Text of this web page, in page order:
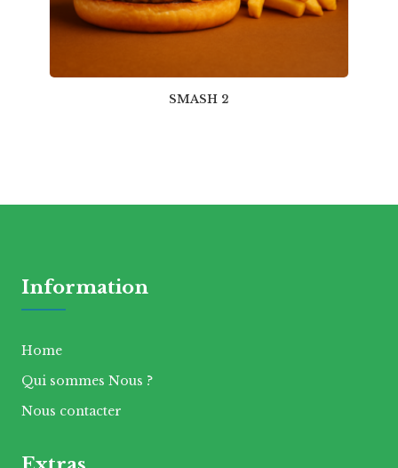
SMASH 2
Information
Home
Qui sommes Nous ?
Nous contacter